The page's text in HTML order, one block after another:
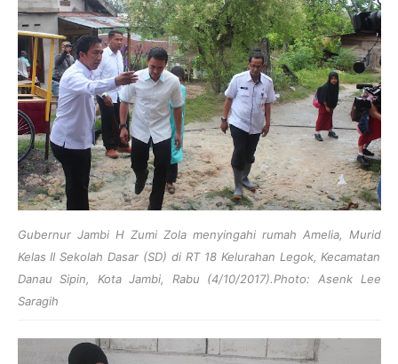
Gubernur Jambi H Zumi Zola menyingahi rumah Amelia, Murid
Kelas II Sekolah Dasar (SD) di RT 18 Kelurahan Legok, Kecamatan
Danau Sipin, Kota Jambi, Rabu (4/10/2017).Photo: Asenk Lee
Saragih